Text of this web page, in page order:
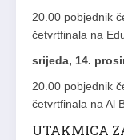
20.00 pobjednik
četvrtfinala na
srijeda, 14.
20.00 pobjednik
četvrtfinala na Al
UTAKMICA